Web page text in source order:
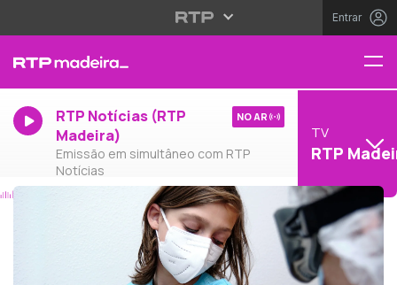
Entrar
RTP Notícias (RTP
Madeira)
Emissão em simultâneo com RTP
Notícias
NO AR
TV
RTP